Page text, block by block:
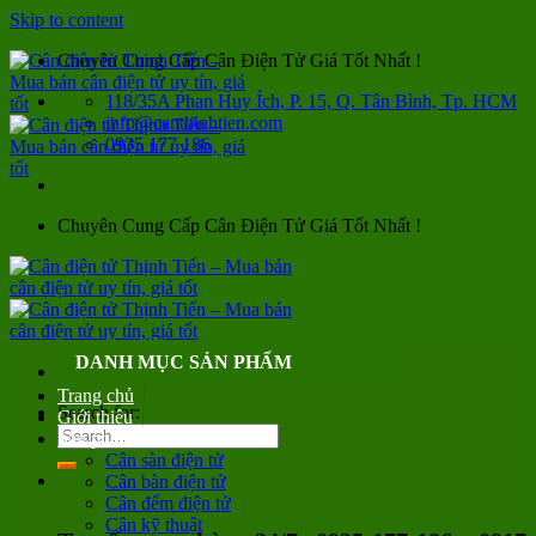
Skip to content
Chuyên Cung Cấp Cân Điện Tử Giá Tốt Nhất !
118/35A Phan Huy Ích, P. 15, Q. Tân Bình, Tp. HCM
info@canthinhtien.com
0935 177 186
Chuyên Cung Cấp Cân Điện Tử Giá Tốt Nhất !
Search for:
DANH MỤC SẢN PHẨM
Trang chủ
Giới thiệu
Sản phẩm
Cân sàn điện tử
Cân bàn điện tử
Cân đếm điện tử
Cân kỹ thuật